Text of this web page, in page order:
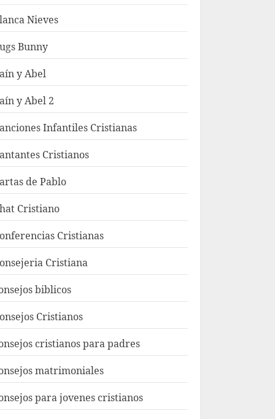
Nieves
Bunny
y Abel
y Abel 2
Infantiles Cristianas
Cristianos
de Pablo
Cristiano
Cristianas
Cristiana
biblicos
Cristianos
cristianos para padres
matrimoniales
para jovenes cristianos